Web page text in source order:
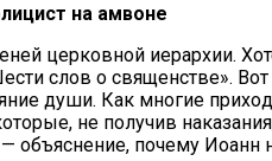
на ам­воне
цер­ков­ной иерар­хии.
слов о свя­щен­стве».
ду­ши. Как мно­гие
не по­лу­чив
по­че­му